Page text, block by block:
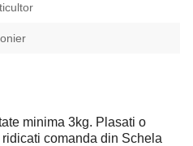
minima 3kg. Plasati o
comanda din Schela